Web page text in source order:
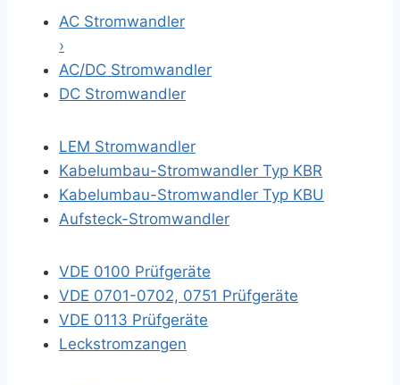
AC Stromwandler
›
AC/DC Stromwandler
DC Stromwandler
LEM Stromwandler
Kabelumbau-Stromwandler Typ KBR
Kabelumbau-Stromwandler Typ KBU
Aufsteck-Stromwandler
VDE 0100 Prüfgeräte
VDE 0701-0702, 0751 Prüfgeräte
VDE 0113 Prüfgeräte
Leckstromzangen